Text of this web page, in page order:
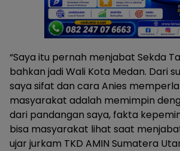
“Saya itu pernah menjabat Sekda
bahkan jadi Wali Kota Medan. Dari
saya sifat dan cara Anies
masyarakat adalah memimpin
dari pandangan saya, fakta
bisa masyarakat lihat saat
ujar jurkam TKD AMIN Sumatera